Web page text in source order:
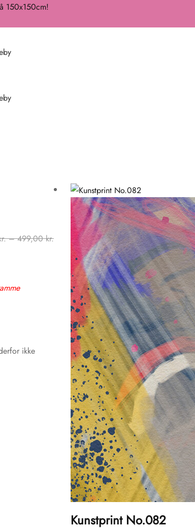
150x150cm!
– 499,00kr.Prisinterval:
399,00 kr.
499,00 kr.
ikke
Kunstprint No.082